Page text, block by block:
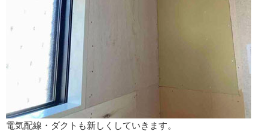
電気配線・ダクトも新しくしていきます。